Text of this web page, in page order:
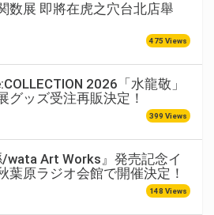
数展 即將在虎之穴台北店舉
475 Views
2026「水龍敬」
グッズ受注再販決定！
399 Views
/wata Art Works』発売記念イ
葉原ラジオ会館で開催決定！
148 Views